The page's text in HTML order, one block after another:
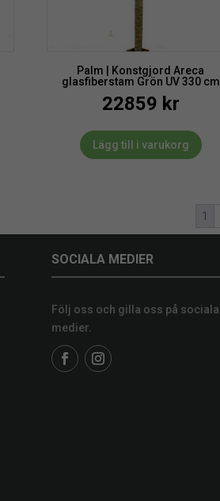
Palm | Konstgjord Areca
glasfiberstam Grön UV 330 cm
22859 kr
Lägg till i varukorg
1
SOCIALA MEDIER
Följ oss och gilla oss på sociala
medier.